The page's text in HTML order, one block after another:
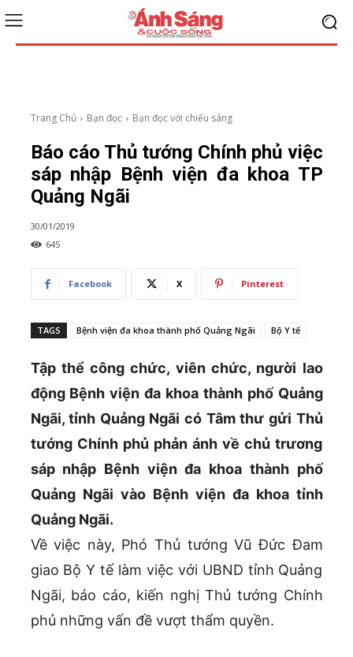
Trang Chủ Bạn đọc Bạn đọc với chiếu sáng
Báo cáo Thủ tướng Chính phủ việc
sáp nhập Bệnh viện đa khoa TP
Quảng Ngãi
30/01/2019
645
Facebook X Pinterest
TAGS Bệnh viện đa khoa thành phố Quảng Ngãi Bộ Y tế
Tập thể công chức, viên chức, người lao
động Bệnh viện đa khoa thành phố Quảng
Ngãi, tỉnh Quảng Ngãi có Tâm thư gửi Thủ
tướng Chính phủ phản ánh về chủ trương
sáp nhập Bệnh viện đa khoa thành phố
Quảng Ngãi vào Bệnh viện đa khoa tỉnh
Quảng Ngãi.
Về việc này, Phó Thủ tướng Vũ Đức Đam
giao Bộ Y tế làm việc với UBND tỉnh Quảng
Ngãi, báo cáo, kiến nghị Thủ tướng Chính
phủ những vấn đề vượt thẩm quyền.